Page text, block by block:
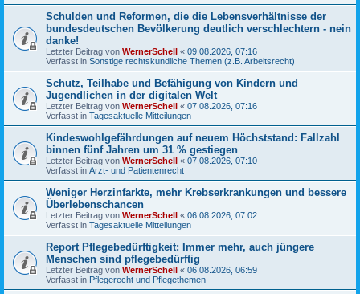
Schulden und Reformen, die die Lebensverhältnisse der
bundesdeutschen Bevölkerung deutlich verschlechtern - nein
danke!
Letzter Beitrag von WernerSchell « 09.08.2026, 07:16
Verfasst in Sonstige rechtskundliche Themen (z.B. Arbeitsrecht)
Schutz, Teilhabe und Befähigung von Kindern und
Jugendlichen in der digitalen Welt
Letzter Beitrag von WernerSchell « 07.08.2026, 07:16
Verfasst in Tagesaktuelle Mitteilungen
Kindeswohlgefährdungen auf neuem Höchststand: Fallzahl
binnen fünf Jahren um 31 % gestiegen
Letzter Beitrag von WernerSchell « 07.08.2026, 07:10
Verfasst in Arzt- und Patientenrecht
Weniger Herzinfarkte, mehr Krebserkrankungen und bessere
Überlebenschancen
Letzter Beitrag von WernerSchell « 06.08.2026, 07:02
Verfasst in Tagesaktuelle Mitteilungen
Report Pflegebedürftigkeit: Immer mehr, auch jüngere
Menschen sind pflegebedürftig
Letzter Beitrag von WernerSchell « 06.08.2026, 06:59
Verfasst in Pflegerecht und Pflegethemen